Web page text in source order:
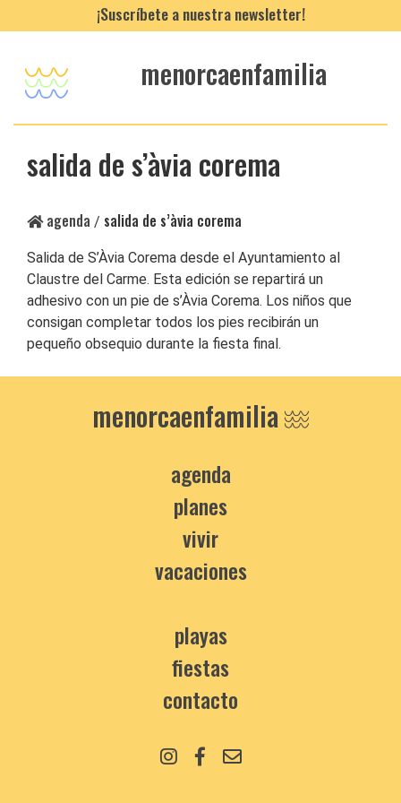
¡Suscríbete a nuestra newsletter!
menorcaenfamilia
salida de s’àvia corema
agenda / salida de s’àvia corema
Salida de S’Àvia Corema desde el Ayuntamiento al
Claustre del Carme. Esta edición se repartirá un
adhesivo con un pie de s’Àvia Corema. Los niños que
consigan completar todos los pies recibirán un
pequeño obsequio durante la fiesta final.
menorcaenfamilia
agenda
planes
vivir
vacaciones
playas
fiestas
contacto